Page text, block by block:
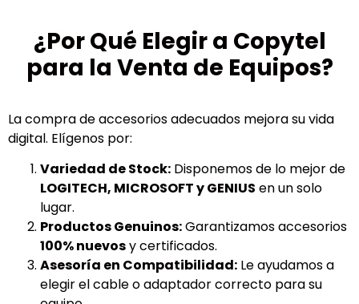
¿Por Qué Elegir a Copytel
para la Venta de Equipos?
La compra de accesorios adecuados mejora su vida
digital. Elígenos por:
Variedad de Stock: Disponemos de lo mejor de
LOGITECH, MICROSOFT y GENIUS en un solo
lugar.
Productos Genuinos:Garantizamos accesorios
100% nuevosy certificados.
Asesoría en Compatibilidad: Le ayudamos a
elegir el cable o adaptador correcto para su